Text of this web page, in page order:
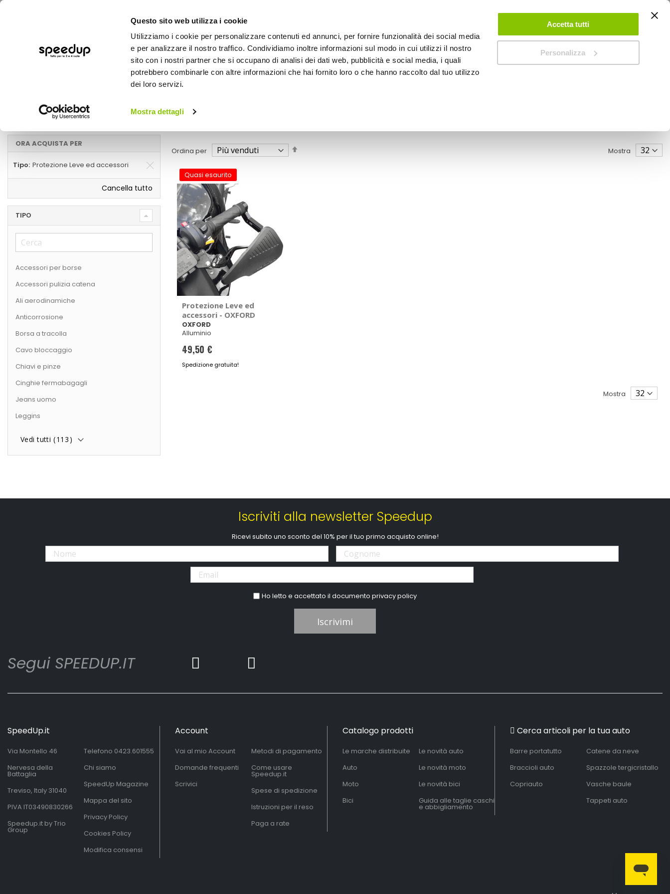
Questo sito web utilizza i cookie
Utilizziamo i cookie per personalizzare contenuti ed annunci, per fornire funzionalità dei social media
e per analizzare il nostro traffico. Condividiamo inoltre informazioni sul modo in cui utilizzi il nostro
sito con i nostri partner che si occupano di analisi dei dati web, pubblicità e social media, i quali
potrebbero combinarle con altre informazioni che hai fornito loro o che hanno raccolto dal tuo utilizzo
dei loro servizi.
Mostra dettagli
Accetta tutti
Personalizza
ACCEDI CREA UN ACCOUNT CONTATTACI
BICI OUTDOOR
Marche OXFORD - Protezione Leve ed accessori
Protezione Leve ed accessori
Ordina per Mostra
Quasi esaurito
Protezione Leve ed
accessori - OXFORD
OXFORD
Alluminio
49,50 €
Spedizione gratuita!
Mostra
ORA ACQUISTA PER
Tipo Protezione Leve ed accessori
Cancella tutto
TIPO
Accessori per borse
Accessori pulizia catena
Ali aerodinamiche
Anticorrosione
Borsa a tracolla
Cavo bloccaggio
Chiavi e pinze
Cinghie fermabagagli
Jeans uomo
Leggins
Vedi tutti (113 )
Iscriviti alla newsletter Speedup
Ricevi subito uno sconto del 10% per il tuo primo acquisto online!
Ho letto e accettato il documentoprivacy policy
Iscrivimi
Segui SPEEDUP.IT
SpeedUp.it
Via Montello 46
Nervesa della
Battaglia
Treviso, Italy 31040
PIVA IT03490830266
Speedup.it by Trio
Group
Telefono 0423.601555
Chi siamo
SpeedUp Magazine
Mappa del sito
Privacy Policy
Cookies Policy
Modifica consensi
Account
Vai al mio Account
Domande frequenti
Scrivici
Metodi di pagamento
Come usare
Speedup.it
Spese di spedizione
Istruzioni per il reso
Paga a rate
Catalogo prodotti
Le marche distribuite
Auto
Moto
Bici
Le novità auto
Le novità moto
Le novità bici
Guida alle taglie caschi
e abbigliamento
Cerca articoli per la tua auto
Barre portatutto
Braccioli auto
Copriauto
Catene da neve
Spazzole tergicristallo
Vasche baule
Tappeti auto